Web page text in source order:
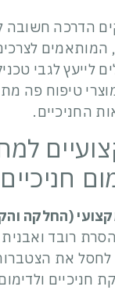
הדרכה חשובה
המותאמים
לייעץ לגבי
טיפוח פה
החניכיים.
חניכיים
מקצועי (החלקה
הסרת רובד
לחסל את
חניכיים